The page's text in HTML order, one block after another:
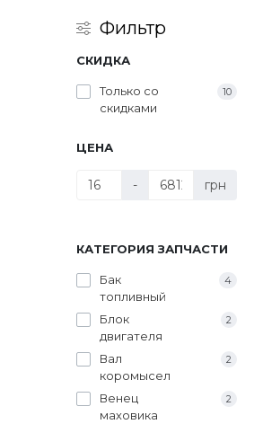
Фильтр
СКИДКА
Только со
cкидками
10
ЦЕНА
- грн
КАТЕГОРИЯ ЗАПЧАСТИ
Бак
топливный
4
Блок
двигателя
2
Вал
коромысел
2
Венец
маховика
2